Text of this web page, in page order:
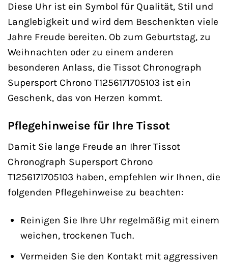
Diese Uhr ist ein Symbol für Qualität, Stil und
Langlebigkeit und wird dem Beschenkten viele
Jahre Freude bereiten. Ob zum Geburtstag, zu
Weihnachten oder zu einem anderen
besonderen Anlass, die Tissot Chronograph
Supersport Chrono T1256171705103 ist ein
Geschenk, das von Herzen kommt.
Pflegehinweise für Ihre Tissot
Damit Sie lange Freude an Ihrer Tissot
Chronograph Supersport Chrono
T1256171705103 haben, empfehlen wir Ihnen, die
folgenden Pflegehinweise zu beachten:
Reinigen Sie Ihre Uhr regelmäßig mit einem
weichen, trockenen Tuch.
Vermeiden Sie den Kontakt mit aggressiven